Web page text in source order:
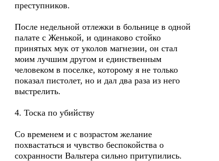
преступников.
После недельной отлежки в больнице в одной
палате с Женькой, и одинаково стойко
принятых мук от уколов магнезии, он стал
моим лучшим другом и единственным
человеком в поселке, которому я не только
показал пистолет, но и дал два раза из него
выстрелить.
4. Тоска по убийству
Со временем и с возрастом желание
похвастаться и чувство беспокойства о
сохранности Вальтера сильно притупились.